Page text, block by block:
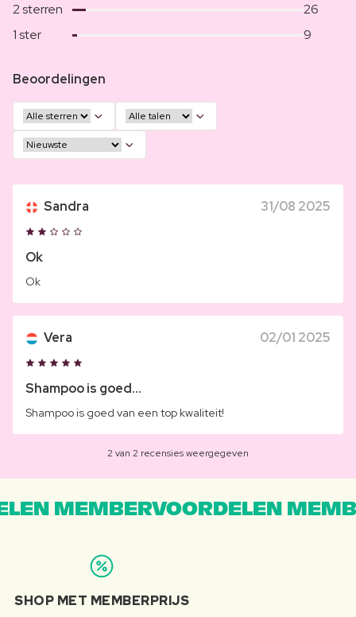
2 sterren
26
1 ster
9
Beoordelingen
Sandra 31/08 2025
Ok
Ok
Vera 02/01 2025
Shampoo is goed...
Shampoo is goed van een top kwaliteit!
2 van 2 recensies weergegeven
MEMBERVOORDELEN
SHOP MET MEMBERPRIJS